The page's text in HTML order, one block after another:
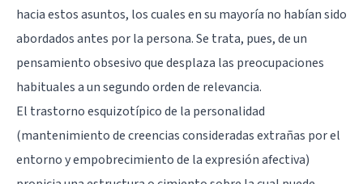
hacia estos asuntos, los cuales en su mayoría no habían sido
abordados antes por la persona. Se trata, pues, de un
pensamiento obsesivo que desplaza las preocupaciones
habituales a un segundo orden de relevancia.
El trastorno esquizotípico de la personalidad
(mantenimiento de creencias consideradas extrañas por el
entorno y empobrecimiento de la expresión afectiva)